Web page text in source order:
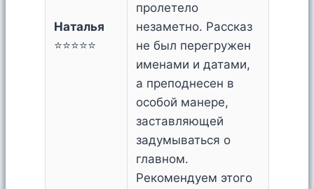
Наталья
⭐⭐⭐⭐⭐
пролетело
незаметно. Рассказ
не был перегружен
именами и датами,
а преподнесен в
особой манере,
заставляющей
задумываться о
главном.
Рекомендуем этого